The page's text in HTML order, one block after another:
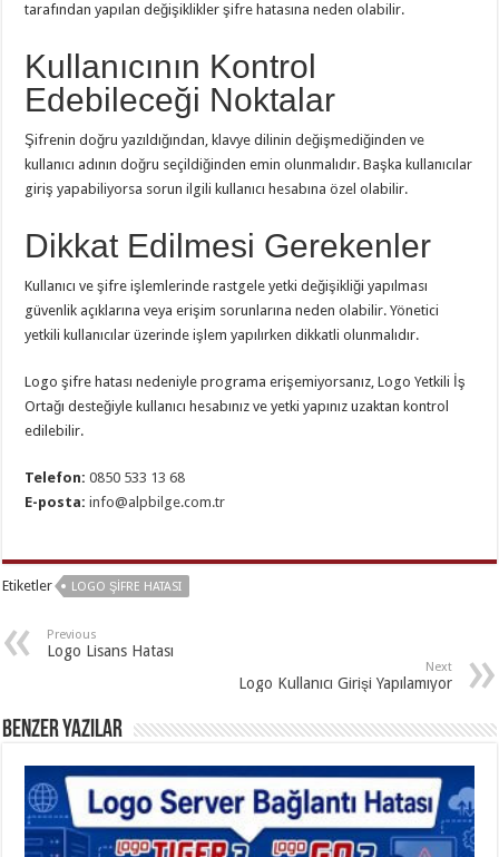
tarafından yapılan değişiklikler şifre hatasına neden olabilir.
Kullanıcının Kontrol
Edebileceği Noktalar
Şifrenin doğru yazıldığından, klavye dilinin değişmediğinden ve
kullanıcı adının doğru seçildiğinden emin olunmalıdır. Başka kullanıcılar
giriş yapabiliyorsa sorun ilgili kullanıcı hesabına özel olabilir.
Dikkat Edilmesi Gerekenler
Kullanıcı ve şifre işlemlerinde rastgele yetki değişikliği yapılması
güvenlik açıklarına veya erişim sorunlarına neden olabilir. Yönetici
yetkili kullanıcılar üzerinde işlem yapılırken dikkatli olunmalıdır.
Logo şifre hatası nedeniyle programa erişemiyorsanız, Logo Yetkili İş
Ortağı desteğiyle kullanıcı hesabınız ve yetki yapınız uzaktan kontrol
edilebilir.
Telefon: 0850 533 13 68
E-posta: info@alpbilge.com.tr
Etiketler LOGO ŞIFRE HATASI
Previous
Logo Lisans Hatası
Next
Logo Kullanıcı Girişi Yapılamıyor
Benzer Yazılar